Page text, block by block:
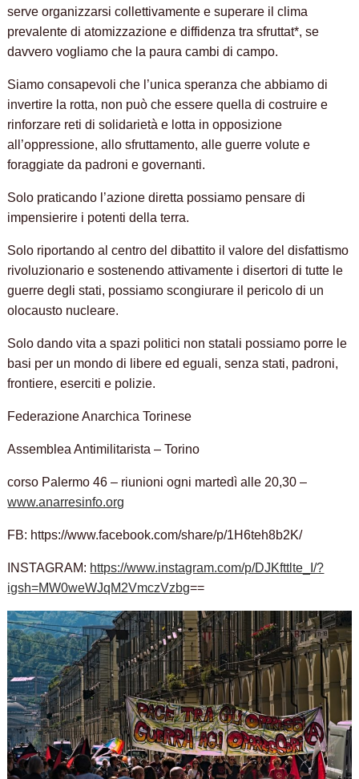
serve organizzarsi collettivamente e superare il clima
prevalente di atomizzazione e diffidenza tra sfruttat*, se
davvero vogliamo che la paura cambi di campo.
Siamo consapevoli che l’unica speranza che abbiamo di
invertire la rotta, non può che essere quella di costruire e
rinforzare reti di solidarietà e lotta in opposizione
all’oppressione, allo sfruttamento, alle guerre volute e
foraggiate da padroni e governanti.
Solo praticando l’azione diretta possiamo pensare di
impensierire i potenti della terra.
Solo riportando al centro del dibattito il valore del disfattismo
rivoluzionario e sostenendo attivamente i disertori di tutte le
guerre degli stati, possiamo scongiurare il pericolo di un
olocausto nucleare.
Solo dando vita a spazi politici non statali possiamo porre le
basi per un mondo di libere ed eguali, senza stati, padroni,
frontiere, eserciti e polizie.
Federazione Anarchica Torinese
Assemblea Antimilitarista – Torino
corso Palermo 46 – riunioni ogni martedì alle 20,30 –
www.anarresinfo.org
FB: https://www.facebook.com/share/p/1H6teh8b2K/
INSTAGRAM: https://www.instagram.com/p/DJKfttlte_I/?
igsh=MW0weWJqM2VmczVzbg==